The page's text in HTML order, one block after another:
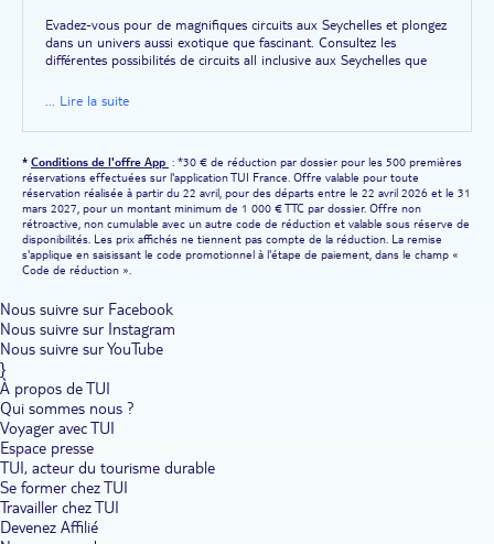
Evadez-vous pour de magnifiques circuits aux Seychelles et plongez
dans un univers aussi exotique que fascinant. Consultez les
différentes possibilités de circuits all inclusive aux Seychelles que
plages, ses boutiques créoles et son jardin botanique ; vivez un rêve
du monde ; admirez lestortues géantessur l'île La Digue; sur
sauvage.
... Lire la suite
* Conditions de l'offre App : *30 € de réduction par dossier pour les 500 premières
réservations effectuées sur l'application TUI France. Offre valable pour toute
réservation réalisée à partir du 22 avril, pour des départs entre le 22 avril 2026 et le 31
mars 2027, pour un montant minimum de 1 000 € TTC par dossier. Offre non
rétroactive, non cumulable avec un autre code de réduction et valable sous réserve de
disponibilités. Les prix affichés ne tiennent pas compte de la réduction. La remise
s'applique en saisissant le code promotionnel à l'étape de paiement, dans le champ «
Code de réduction ».
Nous suivre sur Facebook
Nous suivre sur Instagram
Nous suivre sur YouTube
}
À propos de TUI
Qui sommes nous ?
Voyager avec TUI
Espace presse
TUI, acteur du tourisme durable
Se former chez TUI
Travailler chez TUI
Devenez Affilié